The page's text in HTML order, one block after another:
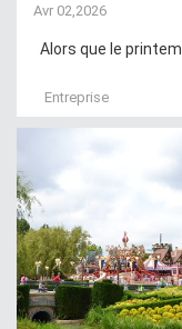
Avr 02,2026
Alors que le
Entreprise